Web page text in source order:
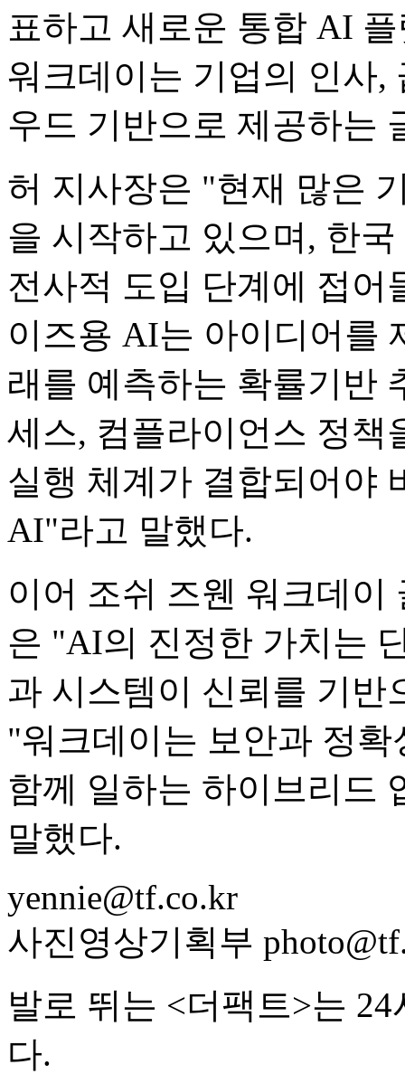
표하고 새로운 통합 AI 플
워크데이는 기업의 인사,
우드 기반으로 제공하는
허 지사장은 "현재 많은
을 시작하고 있으며, 한
전사적 도입 단계에 접
이즈용 AI는 아이디어를
래를 예측하는 확률기반
세스, 컴플라이언스 정책
실행 체계가 결합되어야
AI"라고 말했다.
이어 조쉬 즈웬 워크데이
은 "AI의 진정한 가치는
과 시스템이 신뢰를 기
"워크데이는 보안과 정
함께 일하는 하이브리드
말했다.
yennie@tf.co.kr
사진영상기획부
발로 뛰는 <더팩트>는
다.